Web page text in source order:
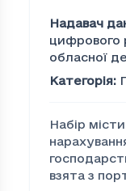
Надавач
цифрового
обласної
Категорія:
Набір
взята з